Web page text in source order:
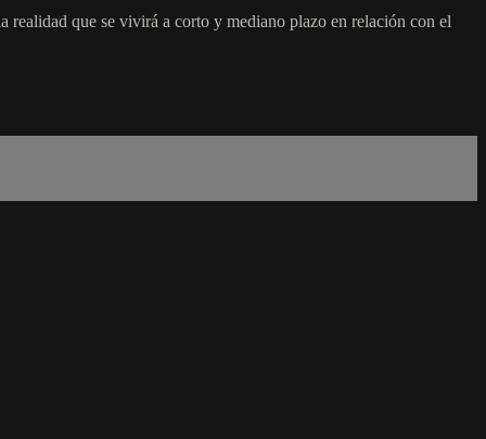
realidad que se vivirá a corto y mediano plazo en relación con el